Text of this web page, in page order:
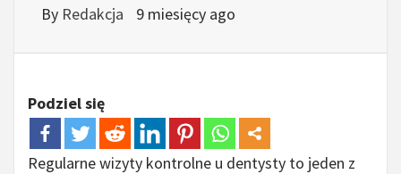
By Redakcja 9 miesięcy ago
Podziel się
Regularne wizyty kontrolne u dentysty to jeden z